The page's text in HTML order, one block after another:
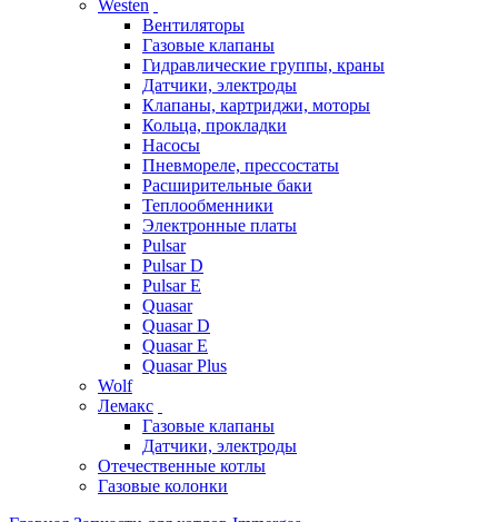
Westen
Вентиляторы
Газовые клапаны
Гидравлические группы, краны
Датчики, электроды
Клапаны, картриджи, моторы
Кольца, прокладки
Насосы
Пневмореле, прессостаты
Расширительные баки
Теплообменники
Электронные платы
Pulsar
Pulsar D
Pulsar E
Quasar
Quasar D
Quasar E
Quasar Plus
Wolf
Лемакс
Газовые клапаны
Датчики, электроды
Отечественные котлы
Газовые колонки